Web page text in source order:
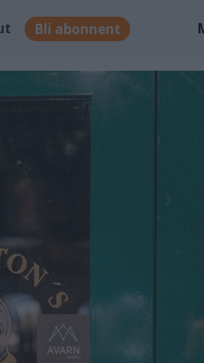
Bli abonnent